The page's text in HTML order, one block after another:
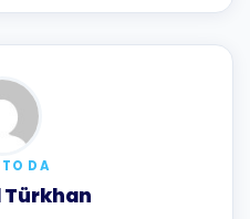
DA
Türkhan